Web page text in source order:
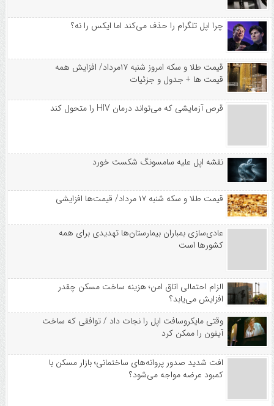
چرا اپل تلگرام را حذف می‌کند اما ایکس را نه؟
قیمت طلا و سکه امروز شنبه ۱۷مرداد/ افزایش همه
قیمت ها + جدول و جزئیات
قرص آزمایشی که می‌تواند درمان HIV را متحول کند
نقشه اپل علیه سامسونگ شکست خورد
قیمت طلا و سکه شنبه ۱۷ مرداد/ قیمت‌ها افزایشی
عادی‌سازی بمباران بیمارستان‌ها تهدیدی برای همه
کشورها است
الزام احتمالی اتاق امن؛ هزینه ساخت مسکن چقدر
افزایش می‌یابد؟
وقتی مایکروسافت اپل را نجات داد / توافقی که ساخت
آیفون را ممکن کرد
افت شدید صدور پروانه‌های ساختمانی؛ بازار مسکن با
کمبود عرضه مواجه می‌شود؟